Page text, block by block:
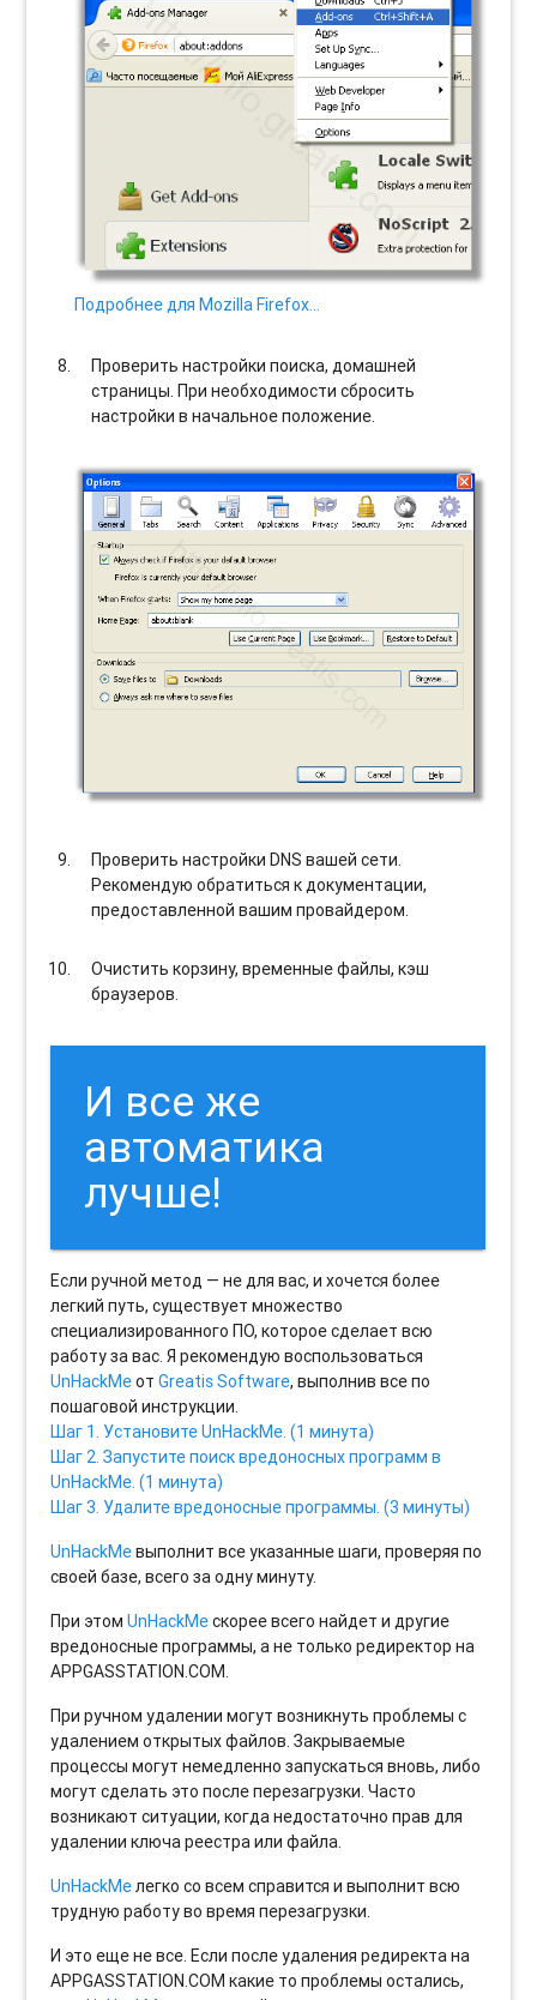
Подробнее для Mozilla Firefox…
Проверить настройки поиска, домашней
страницы. При необходимости сбросить
настройки в начальное положение.
Проверить настройки DNS вашей сети.
Рекомендую обратиться к документации,
предоставленной вашим провайдером.
Очистить корзину, временные файлы, кэш
браузеров.
И все же
автоматика
лучше!
Если ручной метод — не для вас, и хочется более
легкий путь, существует множество
специализированного ПО, которое сделает всю
работу за вас. Я рекомендую воспользоваться
UnHackMeотGreatis Software, выполнив все по
пошаговой инструкции.
Шаг 1. Установите UnHackMe. (1 минута)
Шаг 2. Запустите поиск вредоносных программ в
UnHackMe. (1 минута)
Шаг 3. Удалите вредоносные программы. (3 минуты)
UnHackMeвыполнит все указанные шаги, проверяя по
своей базе, всего за одну минуту.
При этомUnHackMeскорее всего найдет и другие
вредоносные программы, а не только редиректор на
APPGASSTATION.COM.
При ручном удалении могут возникнуть проблемы с
удалением открытых файлов. Закрываемые
процессы могут немедленно запускаться вновь, либо
могут сделать это после перезагрузки. Часто
возникают ситуации, когда недостаточно прав для
удалении ключа реестра или файла.
UnHackMeлегко со всем справится и выполнит всю
трудную работу во время перезагрузки.
И это еще не все. Если после удаления редиректа на
APPGASSTATION.COM какие то проблемы остались,